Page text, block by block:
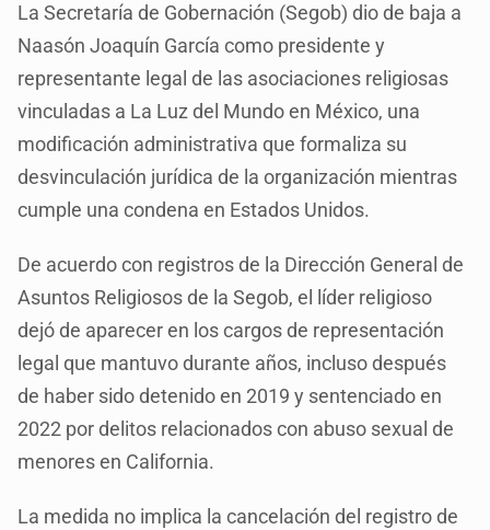
La Secretaría de Gobernación (Segob) dio de baja a
Naasón Joaquín García como presidente y
representante legal de las asociaciones religiosas
vinculadas a La Luz del Mundo en México, una
modificación administrativa que formaliza su
desvinculación jurídica de la organización mientras
cumple una condena en Estados Unidos.
De acuerdo con registros de la Dirección General de
Asuntos Religiosos de la Segob, el líder religioso
dejó de aparecer en los cargos de representación
legal que mantuvo durante años, incluso después
de haber sido detenido en 2019 y sentenciado en
2022 por delitos relacionados con abuso sexual de
menores en California.
La medida no implica la cancelación del registro de